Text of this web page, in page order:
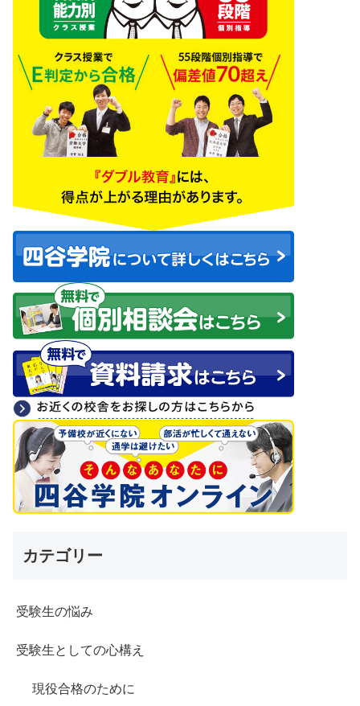
カテゴリー
受験生の悩み
受験生としての心構え
現役合格のために